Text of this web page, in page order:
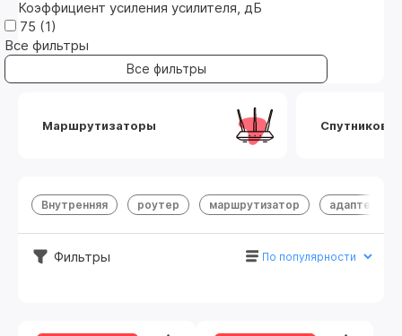
Коэффициент усиления усилителя, дБ
75 (1)
Все фильтры
Маршрутизаторы
Внутренняя роутер маршрутизатор адаптер
Фильтры